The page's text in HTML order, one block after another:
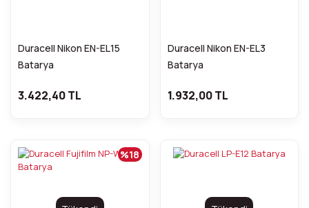
Duracell Nikon EN-EL15
Batarya
3.422,40 TL
Duracell Nikon EN-EL3
Batarya
1.932,00 TL
%18